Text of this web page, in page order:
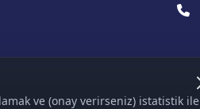
ve (onay verirseniz) istatistik ile